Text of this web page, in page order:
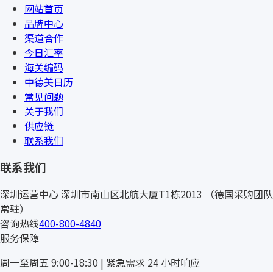
网站首页
品牌中心
渠道合作
今日汇率
海关编码
中德美日历
常见问题
关于我们
供应链
联系我们
联系我们
深圳运营中心深圳市南山区北航大厦T1栋2013
（德国采购团队
常驻）
咨询热线400-800-4840
服务保障
周一至周五 9:00-18:30 | 紧急需求 24 小时响应